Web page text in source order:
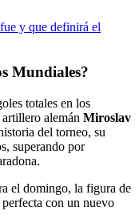
y que definirá el
Mundiales?
totales en los
alemán Miroslav
del torneo, su
superando por
el domingo, la figura de
con un nuevo